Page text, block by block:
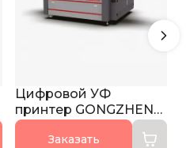
Цифровой УФ
принтер GONGZHENG
H1612GI
Заказать